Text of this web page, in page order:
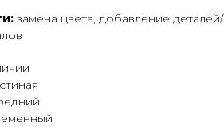
замена цвета, добавление деталей/